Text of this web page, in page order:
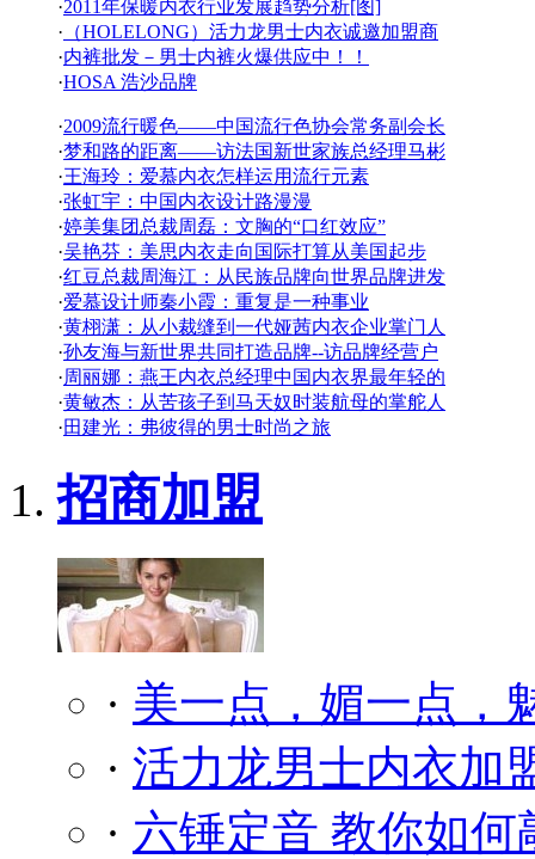
·2011年保暖内衣行业发展趋势分析[图]
· （HOLELONG）活力龙男士内衣诚邀加盟商
·内裤批发－男士内裤火爆供应中！！
·HOSA 浩沙品牌
·2009流行暖色——中国流行色协会常务副会长
·梦和路的距离——访法国新世家族总经理马彬
·王海玲：爱慕内衣怎样运用流行元素
·张虹宇：中国内衣设计路漫漫
·婷美集团总裁周磊：文胸的“口红效应”
·吴艳芬：美思内衣走向国际打算从美国起步
·红豆总裁周海江：从民族品牌向世界品牌进发
·爱慕设计师秦小霞：重复是一种事业
·黄栩潇：从小裁缝到一代娅茜内衣企业掌门人
·孙友海与新世界共同打造品牌--访品牌经营户
·周丽娜：燕王内衣总经理中国内衣界最年轻的
·黄敏杰：从苦孩子到马天奴时装航母的掌舵人
·田建光：弗彼得的男士时尚之旅
招商加盟
· 美一点，媚一点，
· 活力龙男士内衣加
· 六锤定音 教你如何